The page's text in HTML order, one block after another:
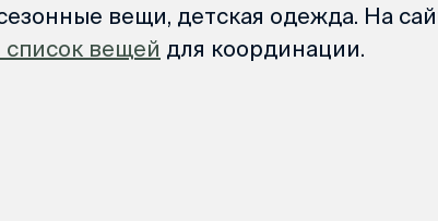
вещи, детская одежда. На
вещей для координации.